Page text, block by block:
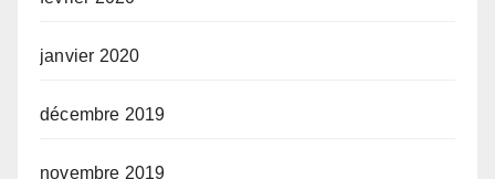
janvier 2020
décembre 2019
novembre 2019